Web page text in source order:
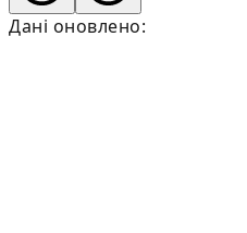
Дані оновлено: